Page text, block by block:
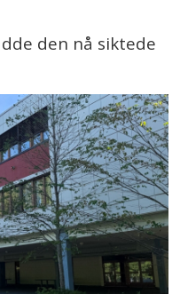
den nå siktede